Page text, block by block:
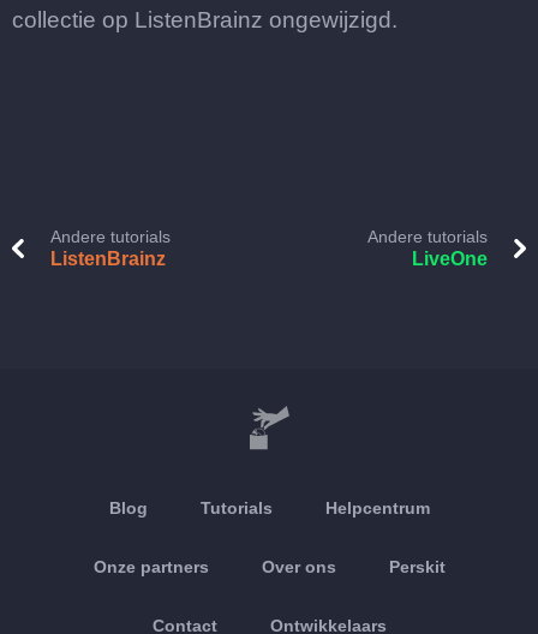
collectie op ListenBrainz ongewijzigd.
Andere tutorials
ListenBrainz
Andere tutorials
LiveOne
Blog Tutorials Helpcentrum
Onze partners Over ons Perskit
Contact Ontwikkelaars